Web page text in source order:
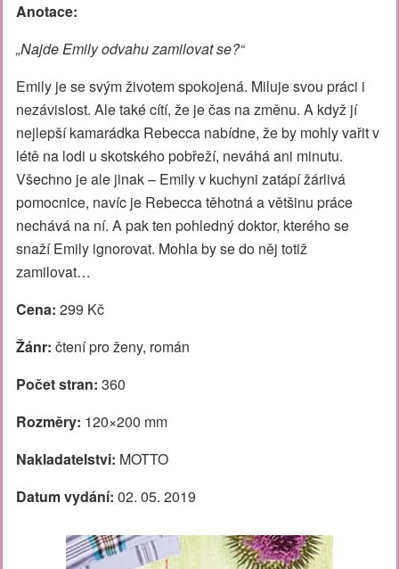
Anotace:
„Najde Emily odvahu zamilovat se?“
Emily je se svým životem spokojená. Miluje svou práci i
nezávislost. Ale také cítí, že je čas na změnu. A když jí
nejlepší kamarádka Rebecca nabídne, že by mohly vařit v
létě na lodi u skotského pobřeží, neváhá ani minutu.
Všechno je ale jinak – Emily v kuchyni zatápí žárlivá
pomocnice, navíc je Rebecca těhotná a většinu práce
nechává na ní. A pak ten pohledný doktor, kterého se
snaží Emily ignorovat. Mohla by se do něj totiž
zamilovat…
Cena: 299 Kč
Žánr: čtení pro ženy, román
Počet stran: 360
Rozměry: 120×200 mm
Nakladatelstvi: MOTTO
Datum vydání: 02. 05. 2019